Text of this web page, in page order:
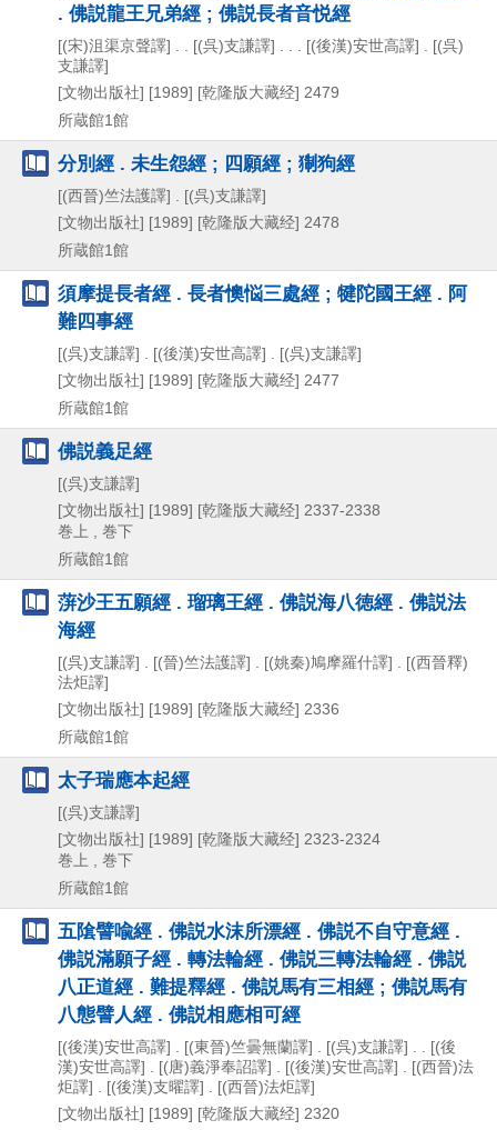
. 佛説龍王兄弟經 ; 佛説長者音悦經
[(宋)沮渠京聲譯] . . [(呉)支謙譯] . . . [(後漢)安世高譯] . [(呉)
支謙譯]
[文物出版社] [1989] [乾隆版大藏经] 2479
所蔵館1館
分別經 . 未生怨經 ; 四願經 ; 猘狗經
[(西晉)竺法護譯] . [(呉)支謙譯]
[文物出版社] [1989] [乾隆版大藏经] 2478
所蔵館1館
須摩提長者經 . 長者懊悩三處經 ; 犍陀國王經 . 阿
難四事經
[(呉)支謙譯] . [(後漢)安世高譯] . [(呉)支謙譯]
[文物出版社] [1989] [乾隆版大藏经] 2477
所蔵館1館
佛説義足經
[(呉)支謙譯]
[文物出版社] [1989] [乾隆版大藏经] 2337-2338
巻上 , 巻下
所蔵館1館
蓱沙王五願經 . 瑠璃王經 . 佛説海八徳經 . 佛説法
海經
[(呉)支謙譯] . [(晉)竺法護譯] . [(姚秦)鳩摩羅什譯] . [(西晉釋)
法炬譯]
[文物出版社] [1989] [乾隆版大藏经] 2336
所蔵館1館
太子瑞應本起經
[(呉)支謙譯]
[文物出版社] [1989] [乾隆版大藏经] 2323-2324
巻上 , 巻下
所蔵館1館
五隂譬喩經 . 佛説水沫所漂經 . 佛説不自守意經 .
佛説滿願子經 . 轉法輪經 . 佛説三轉法輪經 . 佛説
八正道經 . 難提釋經 . 佛説馬有三相經 ; 佛説馬有
八態譬人經 . 佛説相應相可經
[(後漢)安世高譯] . [(東晉)竺曇無蘭譯] . [(呉)支謙譯] . . [(後
漢)安世高譯] . [(唐)義淨奉詔譯] . [(後漢)安世高譯] . [(西晉)法
炬譯] . [(後漢)支曜譯] . [(西晉)法炬譯]
[文物出版社] [1989] [乾隆版大藏经] 2320